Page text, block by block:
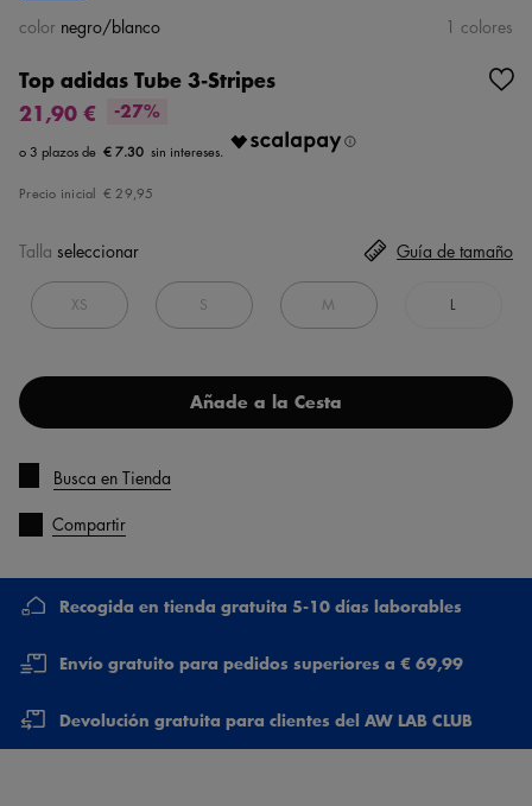
Top adidas Tube 3-Stripes
21,90 €
-27%
€ 7.30
Precio inicial € 29,95
color negro/blanco 1 colores
Talla seleccionar
XS S M L
Guía de tamaño
Añade a la Cesta
Busca en Tienda
Compartir
Recogida en tienda gratuita 5-10 días laborables
Envío gratuito para pedidos superiores a € 69,99
Devolución gratuita para clientes del AW LAB CLUB